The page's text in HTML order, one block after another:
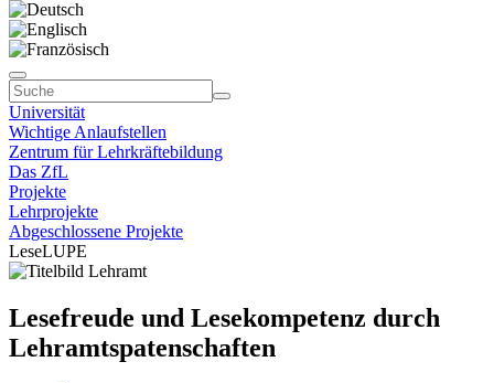
Universität
Wichtige Anlaufstellen
Zentrum für Lehrkräftebildung
Das ZfL
Projekte
Lehrprojekte
Abgeschlossene Projekte
LeseLUPE
Lesefreude und Lesekompetenz durch
Lehramtspatenschaften